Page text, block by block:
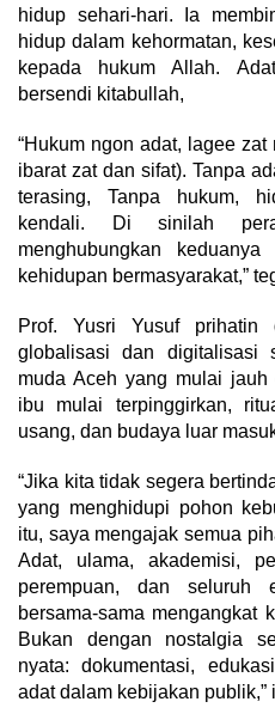
hidup sehari-hari. Ia
hidup dalam kehormatan,
kepada hukum Allah.
bersendi kitabullah,
“Hukum ngon adat, lagee
ibarat zat dan sifat). Tanpa
terasing, Tanpa hukum,
kendali. Di sinilah
menghubungkan
kehidupan bermasyarakat,”
Prof. Yusri Yusuf prihatin
globalisasi dan digitalisasi
muda Aceh yang mulai
ibu mulai terpinggirkan,
usang, dan budaya luar
“Jika kita tidak segera
yang menghidupi pohon
itu, saya mengajak semua
Adat, ulama, akademisi,
perempuan, dan seluruh
bersama-sama mengangkat
Bukan dengan nostalgia
nyata: dokumentasi,
adat dalam kebijakan publik,”